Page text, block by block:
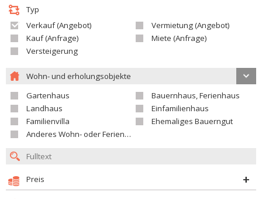
Typ
Verkauf (Angebot)
Vermietung (Angebot)
Kauf (Anfrage)
Miete (Anfrage)
Versteigerung
Wohn- und erholungsobjekte
Gartenhaus
Bauernhaus, Ferienhaus
Landhaus
Einfamilienhaus
Familienvilla
Ehemaliges Bauerngut
Anderes Wohn- oder Ferienobjekt
Preis